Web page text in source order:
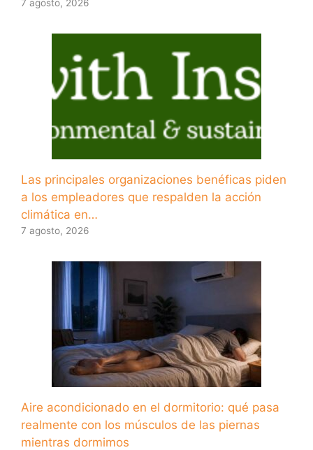
7 agosto, 2026
Las principales organizaciones benéficas piden
a los empleadores que respalden la acción
climática en…
7 agosto, 2026
Aire acondicionado en el dormitorio: qué pasa
realmente con los músculos de las piernas
mientras dormimos